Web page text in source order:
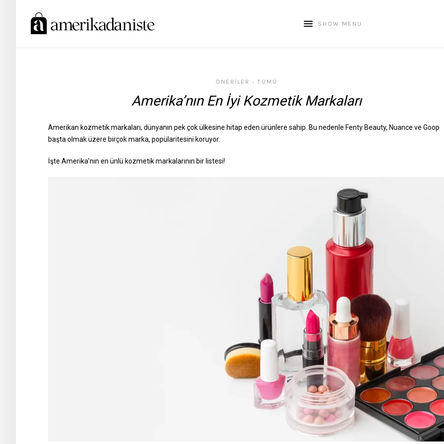
SHOW MENU
ÖNERILER • TÜMÜ
Amerika’nın En İyi Kozmetik Markaları
Amerikan kozmetik markaları, dünyanın pek çok ülkesine hitap eden ürünlere sahip. Bu nedenle Fenty Beauty, Nuance ve Goop
başta olmak üzere birçok marka, popülaritesini koruyor.
İşte Amerika’nın en ünlü kozmetik markalarının bir listesi!